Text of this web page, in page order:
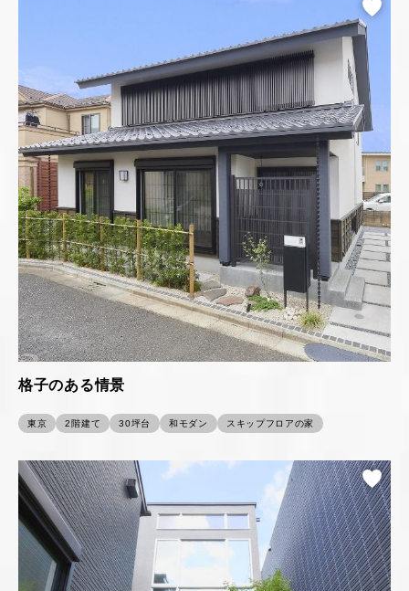
格子のある情景
東京 2階建て 30坪台 和モダン スキップフロアの家